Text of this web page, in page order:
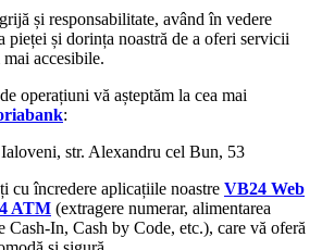
și responsabilitate, având în vedere
pieței și dorința noastră de a oferi servicii
accesibile.
operațiuni vă așteptăm la cea mai
:
str. Alexandru cel Bun, 53
cu încredere aplicațiile noastre VB24 Web
ATM (extragere numerar, alimentarea
Cash-In, Cash by Code, etc.), care vă oferă